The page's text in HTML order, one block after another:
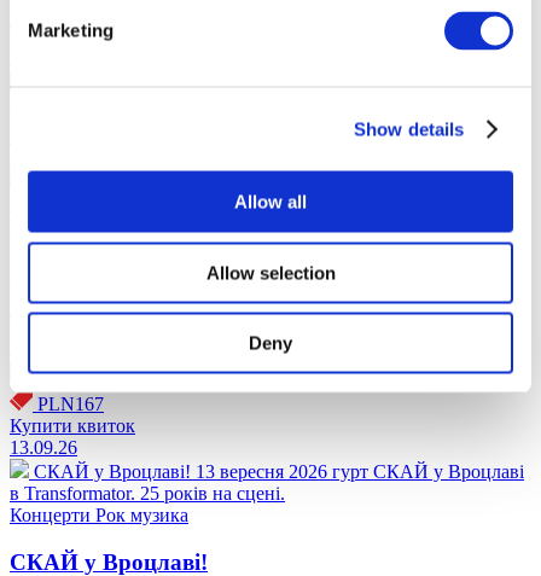
Marketing
Show details
Allow all
Allow selection
Deny
12 вересня 2026 гурт СКАЙ у Познані в
Klub 2progi. 25 років на сцені.
Концерти
12 вер сб 20:00
PLN167
Купити квиток
13.09.26
СКАЙ у Вроцлаві! 13 вересня 2026 гурт СКАЙ у Вроцлаві
в Transformator. 25 років на сцені.
Концерти Рок музика
СКАЙ у Вроцлаві!